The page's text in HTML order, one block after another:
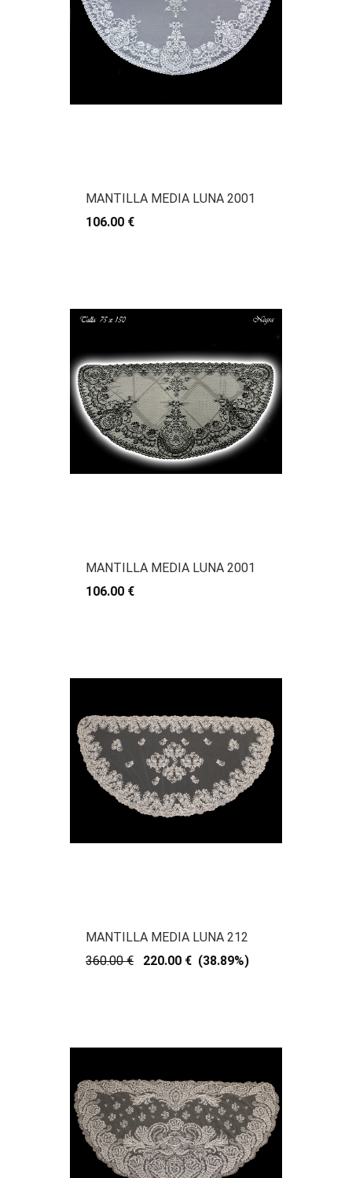
MANTILLA MEDIA LUNA 2001
106.00 €
MANTILLA MEDIA LUNA 2001
106.00 €
MANTILLA MEDIA LUNA 212
360.00 € 220.00 € (38.89%)